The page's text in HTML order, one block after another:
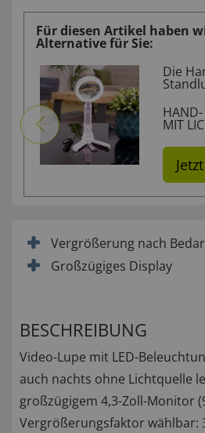
Für diesen Artikel haben
Alternative für Sie:
Die
MIT
Vergrößerung nach
Großzügiges Display
BESCHREIBUNG
Video-Lupe mit LED-
auch nachts ohne Lichtquelle
großzügigem 4,3-Zoll-Monitor
Vergrößerungsfaktor wählbar: